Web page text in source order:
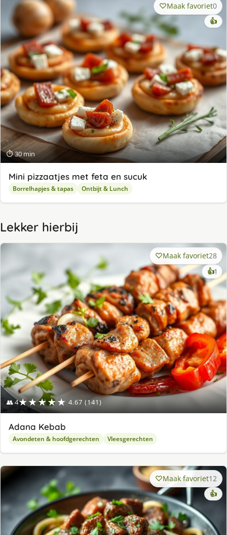
⏱ 30 min
Maak favoriet0
👍
Mini pizzaatjes met feta en sucuk
Borrelhapjes & tapas Ontbijt & Lunch
Lekker hierbij
👥 4★★★★★ 4.67 (141)
Maak favoriet28
👍1
Adana Kebab
Avondeten & hoofdgerechten Vleesgerechten
Maak favoriet12
👍